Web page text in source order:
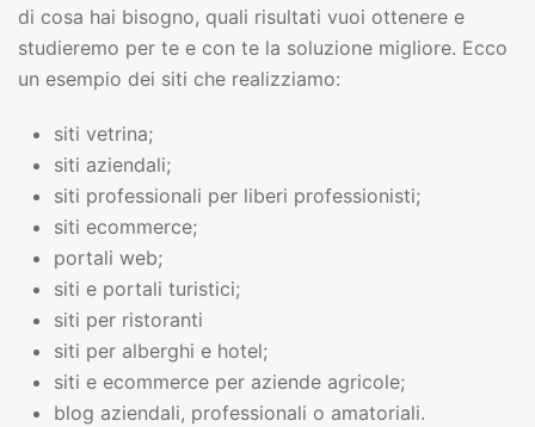
di cosa hai bisogno, quali risultati vuoi ottenere e
studieremo per te e con te la soluzione migliore. Ecco
un esempio dei siti che realizziamo:
siti vetrina;
siti aziendali;
siti professionali per liberi professionisti;
siti ecommerce;
portali web;
siti e portali turistici;
siti per ristoranti
siti per alberghi e hotel;
siti e ecommerce per aziende agricole;
blog aziendali, professionali o amatoriali.